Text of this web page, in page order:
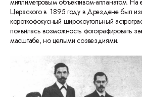
миллиметровым объективом-апланатом. На
Цераского в 1895 году в Дрездене был
короткофокусный широкоугольный
появилась возможность фотографировать
масштабе, но целыми созвездиями.